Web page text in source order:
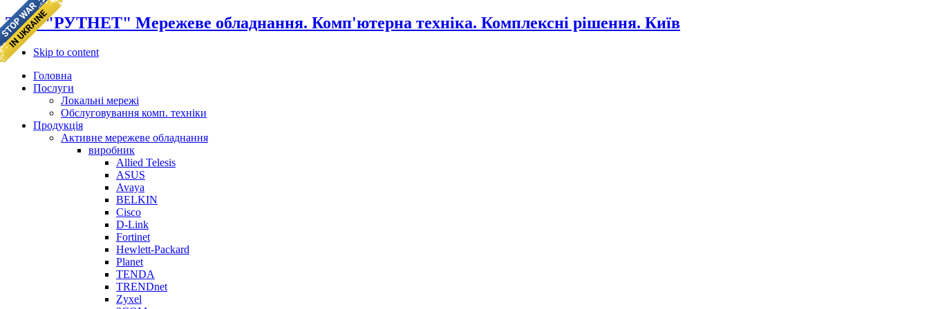
ТОВ "РУТНЕТ" Мережеве обладнання. Комп'ютерна техніка. Комплексні рішення. Київ
Skip to content
Головна
Послуги
Локальні мережі
Обслуговування комп. техніки
Продукція
Активне мережеве обладнання
виробник
Allied Telesis
ASUS
Avaya
BELKIN
Cisco
D-Link
Fortinet
Hewlett-Packard
Planet
TENDA
TRENDnet
Zyxel